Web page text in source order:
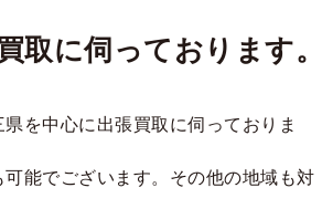
取に伺っております。
を中心に出張買取に伺っておりま
能でございます。その他の地域も対